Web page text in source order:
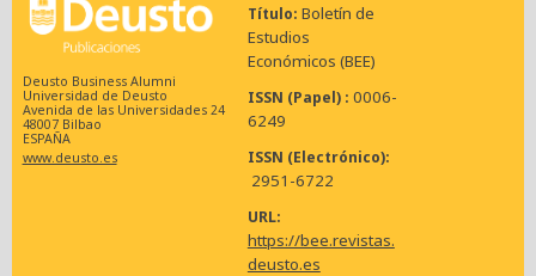
Deusto Business Alumni
Universidad de Deusto
Avenida de las Universidades 24
48007 Bilbao
ESPAÑA
www.deusto.es
Título Boletín de
Estudios
Económicos (BEE)
ISSN (Papel) 0006-
6249
ISSN (Electrónico)
2951-6722
URL
https://bee.revistas.
deusto.es